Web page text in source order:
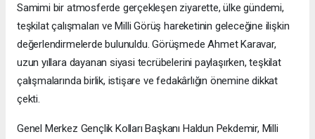
Samimi bir atmosferde gerçekleşen ziyarette, ülke gündemi,
teşkilat çalışmaları ve Milli Görüş hareketinin geleceğine ilişkin
değerlendirmelerde bulunuldu. Görüşmede Ahmet Karavar,
uzun yıllara dayanan siyasi tecrübelerini paylaşırken, teşkilat
çalışmalarında birlik, istişare ve fedakârlığın önemine dikkat
çekti.
Genel Merkez Gençlik Kolları Başkanı Haldun Pekdemir, Milli